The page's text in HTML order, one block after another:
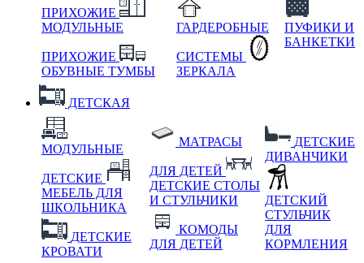
ПРИХОЖИЕ
МОДУЛЬНЫЕ
ПРИХОЖИЕ
ОБУВНЫЕ ТУМБЫ
ГАРДЕРОБНЫЕ
СИСТЕМЫ
ЗЕРКАЛА
ПУФИКИ И
БАНКЕТКИ
ДЕТСКАЯ
МОДУЛЬНЫЕ
ДЕТСКИЕ
МЕБЕЛЬ ДЛЯ
ШКОЛЬНИКА
ДЕТСКИЕ
КРОВАТИ
МАТРАСЫ
ДЛЯ ДЕТЕЙ
ДЕТСКИЕ СТОЛЫ
И СТУЛЬЧИКИ
КОМОДЫ
ДЛЯ ДЕТЕЙ
ДЕТСКИЕ
ДИВАНЧИКИ
ДЕТСКИЙ
СТУЛЬЧИК
ДЛЯ
КОРМЛЕНИЯ